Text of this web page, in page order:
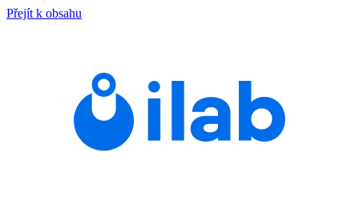
Přejít k obsahu